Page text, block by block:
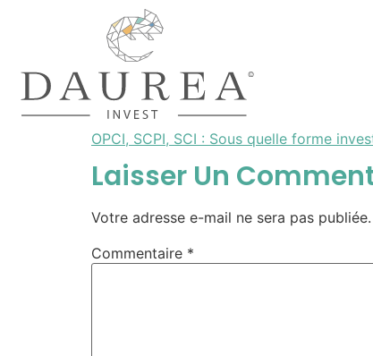
OPCI, SCPI, SCI : Sous quelle forme
Laisser Un
Votre adresse e-mail ne sera pas publiée.
Commentaire *